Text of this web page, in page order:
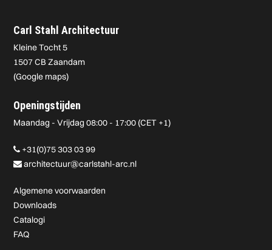
Carl Stahl Architectuur
Kleine Tocht 5
1507 CB Zaandam
(Google maps)
Openingstijden
Maandag - Vrijdag 08:00 - 17:00 (CET +1)
+31(0)75 303 03 99
architectuur@carlstahl-arc.nl
Algemene voorwaarden
Downloads
Catalogi
FAQ